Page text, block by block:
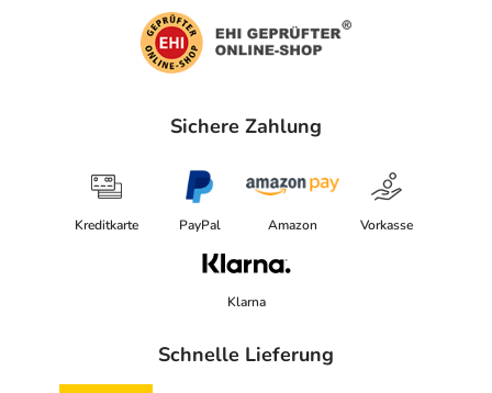
Sichere Zahlung
Kreditkarte PayPal Amazon Vorkasse
Klarna
Schnelle Lieferung